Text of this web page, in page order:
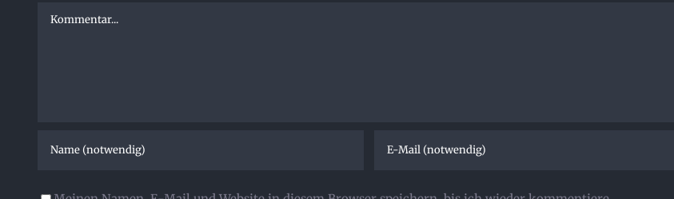
Kommentar